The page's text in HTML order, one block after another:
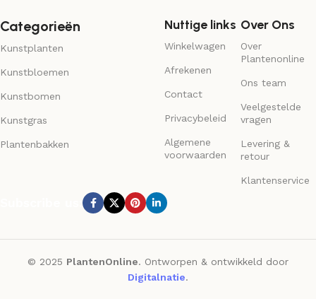
Categorieën
Kunstplanten
Kunstbloemen
Kunstbomen
Kunstgras
Plantenbakken
Nuttige links
Winkelwagen
Afrekenen
Contact
Privacybeleid
Algemene
voorwaarden
Over Ons
Over
Plantenonline
Ons team
Veelgestelde
vragen
Levering &
retour
Klantenservice
© 2025 PlantenOnline. Ontworpen & ontwikkeld door
Digitalnatie.